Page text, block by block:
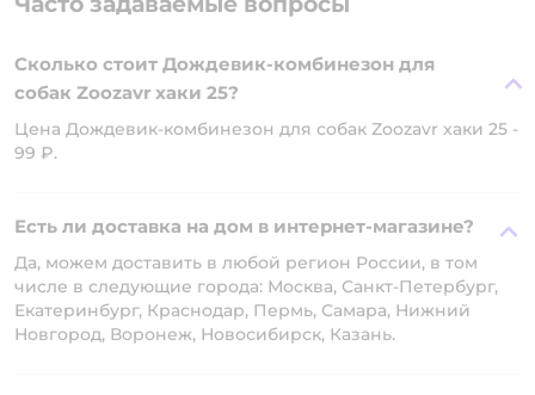
Сколько стоит Дождевик-комбинезон для
собак Zoozavr хаки 25?
Цена Дождевик-комбинезон для собак Zoozavr хаки 25 -
99 ₽.
Есть ли доставка на дом в интернет-магазине?
Да, можем доставить в любой регион России, в том
числе в следующие города: Москва, Санкт-Петербург,
Екатеринбург, Краснодар, Пермь, Самара, Нижний
Новгород, Воронеж, Новосибирск, Казань.